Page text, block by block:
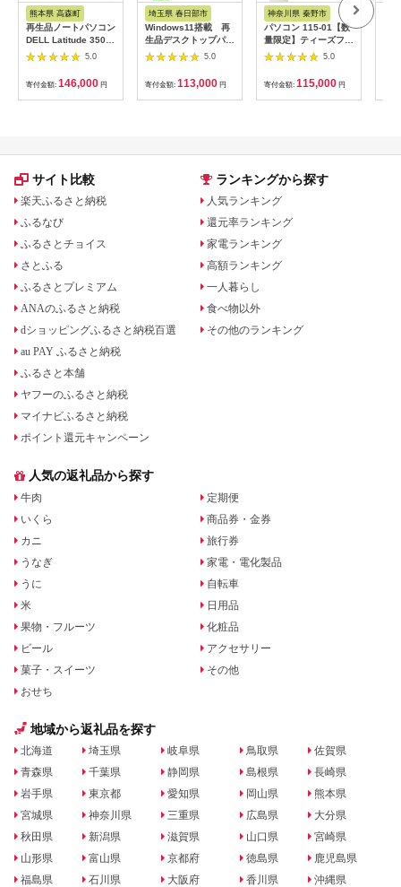
さと納税
熊本県 高森町
再生品ノートパソコン
DELL Latitude 3500
1台 K007373
5.0
寄付金額: 146,000 円
埼玉県 春日部市
Windows11搭載 再
生品デスクトップパソ
コン(CY001-1）5.0
寄付金額: 113,000 円
神奈川県 秦野市
パソコン 115-01【数
量限定】ティーズフュ
ーチャーの再生ノート
PC（Panasonic
Let's note SZ6 CF-
SZ6）【並品】
5.0
寄付金額: 115,000 円
サイト比較
楽天ふるさと納税
ふるなび
ふるさとチョイス
さとふる
ふるさとプレミアム
ANAのふるさと納税
dショッピングふるさと納税百選
au PAY ふるさと納税
ふるさと本舗
ヤフーのふるさと納税
マイナビふるさと納税
ポイント還元キャンペーン
ランキングから探す
人気ランキング
還元率ランキング
家電ランキング
高額ランキング
一人暮らし
食べ物以外
その他のランキング
人気の返礼品から探す
牛肉
いくら
カニ
うなぎ
うに
米
果物・フルーツ
ビール
菓子・スイーツ
おせち
定期便
商品券・金券
旅行券
家電・電化製品
自転車
日用品
化粧品
アクセサリー
その他
地域から返礼品を探す
北海道
青森県
岩手県
宮城県
秋田県
山形県
福島県
埼玉県
千葉県
東京都
神奈川県
新潟県
富山県
石川県
岐阜県
静岡県
愛知県
三重県
滋賀県
京都府
大阪府
鳥取県
島根県
岡山県
広島県
山口県
徳島県
香川県
佐賀県
長崎県
熊本県
大分県
宮崎県
鹿児島県
沖縄県